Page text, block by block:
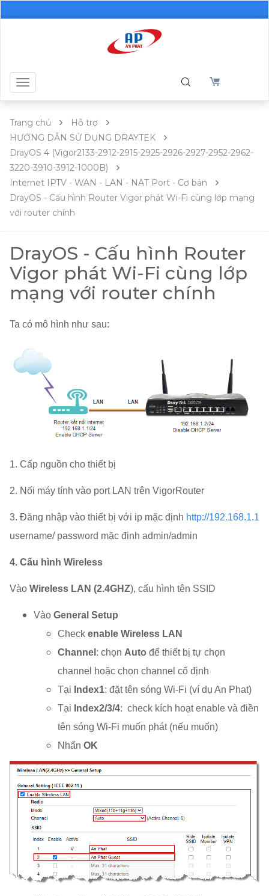
Toggle
navigation
Trang chủ
Hỗ trợ
HƯỚNG DẪN SỬ DỤNG DRAYTEK
DrayOS 4 (Vigor2133-2912-2915-2925-2926-2927-2952-2962-
3220-3910-3912-1000B)
Internet IPTV - WAN - LAN - NAT Port - Cơ bản
DrayOS - Cấu hình Router Vigor phát Wi-Fi cùng lớp mạng
với router chính
DrayOS - Cấu hình Router
Vigor phát Wi-Fi cùng lớp
mạng với router chính
Ta có mô hình như sau:
1. Cấp nguồn cho thiết bị
2. Nối máy tính vào port LAN trên VigorRouter
3. Đăng nhập vào thiết bị với ip mặc định http://192.168.1.1
username/ password mặc đinh admin/admin
4. Cấu hình Wireless
Vào Wireless LAN (2.4GHZ), cấu hình tên SSID
Vào General Setup
Check enable Wireless LAN
Channel : chọn Auto để thiết bị tự chọn
channel hoặc chọn channel cố định
Tại Index1: đặt tên sóng Wi-Fi (ví dụ An Phat)
Tại Index2/3/4: check kích hoạt enable và điền
tên sóng Wi-Fi muốn phát (nếu muốn)
Nhấn OK